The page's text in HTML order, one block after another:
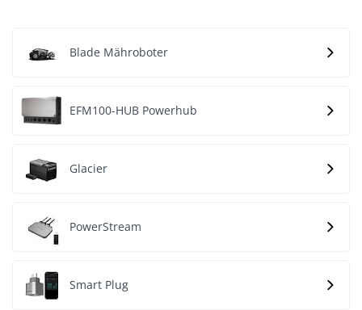
Blade Mähroboter
EFM100-HUB Powerhub
Glacier
PowerStream
Smart Plug